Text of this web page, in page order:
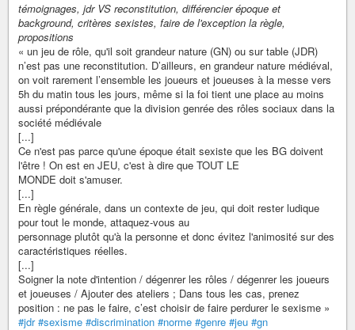
témoignages, jdr VS reconstitution, différencier époque et
background, critères sexistes, faire de l'exception la règle,
propositions
« un jeu de rôle, qu'il soit grandeur nature (GN) ou sur table (JDR)
n’est pas une reconstitution. D’ailleurs, en grandeur nature médiéval,
on voit rarement l’ensemble les joueurs et joueuses à la messe vers
5h du matin tous les jours, même si la foi tient une place au moins
aussi prépondérante que la division genrée des rôles sociaux dans la
société médiévale
[...]
Ce n'est pas parce qu'une époque était sexiste que les BG doivent
l'être ! On est en JEU, c'est à dire que TOUT LE
MONDE doit s'amuser.
[...]
En règle générale, dans un contexte de jeu, qui doit rester ludique
pour tout le monde, attaquez-vous au
personnage plutôt qu'à la personne et donc évitez l'animosité sur des
caractéristiques réelles.
[...]
Soigner la note d'intention / dégenrer les rôles / dégenrer les joueurs
et joueuses / Ajouter des ateliers ; Dans tous les cas, prenez
position : ne pas le faire, c’est choisir de faire perdurer le sexisme »
#jdr #sexisme #discrimination #norme #genre #jeu #gn